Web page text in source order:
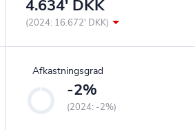
4.634' DKK
(2024: 16.672' DKK)
Afkastningsgrad
-2%
(2024: -2%)